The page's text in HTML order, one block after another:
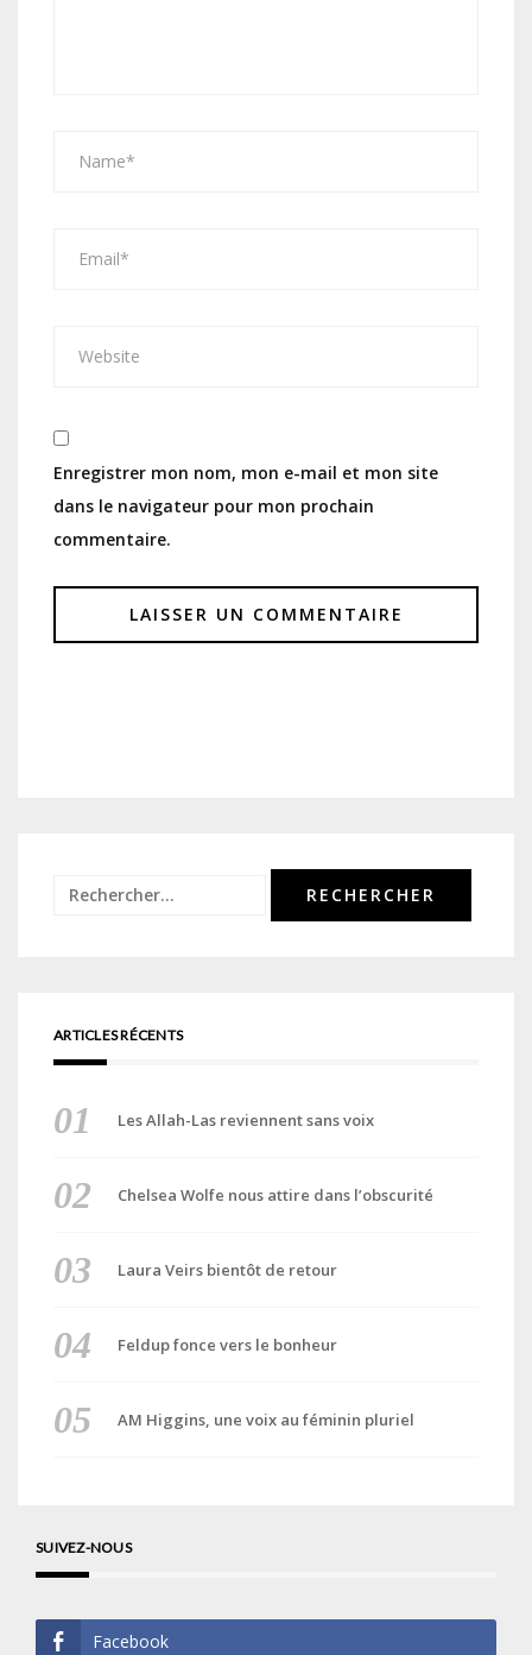
Enregistrer mon nom, mon e-mail et mon site
dans le navigateur pour mon prochain
commentaire.
Rechercher :
ARTICLES RÉCENTS
Les Allah-Las reviennent sans voix
Chelsea Wolfe nous attire dans l’obscurité
Laura Veirs bientôt de retour
Feldup fonce vers le bonheur
AM Higgins, une voix au féminin pluriel
SUIVEZ-NOUS
Facebook